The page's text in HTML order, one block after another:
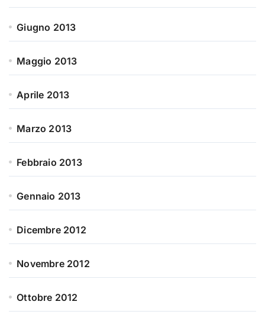
Giugno 2013
Maggio 2013
Aprile 2013
Marzo 2013
Febbraio 2013
Gennaio 2013
Dicembre 2012
Novembre 2012
Ottobre 2012